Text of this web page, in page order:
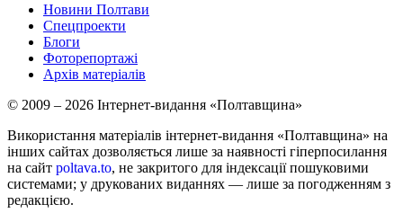
Новини Полтави
Спецпроекти
Блоги
Фоторепортажі
Архів матеріалів
© 2009 – 2026 Інтернет-видання «Полтавщина»
Використання матеріалів інтернет-видання «Полтавщина» на
інших сайтах дозволяється лише за наявності гіперпосилання
на сайт poltava.to, не закритого для індексації пошуковими
системами; у друкованих виданнях — лише за погодженням з
редакцією.